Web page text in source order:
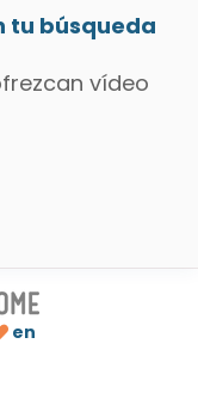
tu búsqueda
vídeo
en